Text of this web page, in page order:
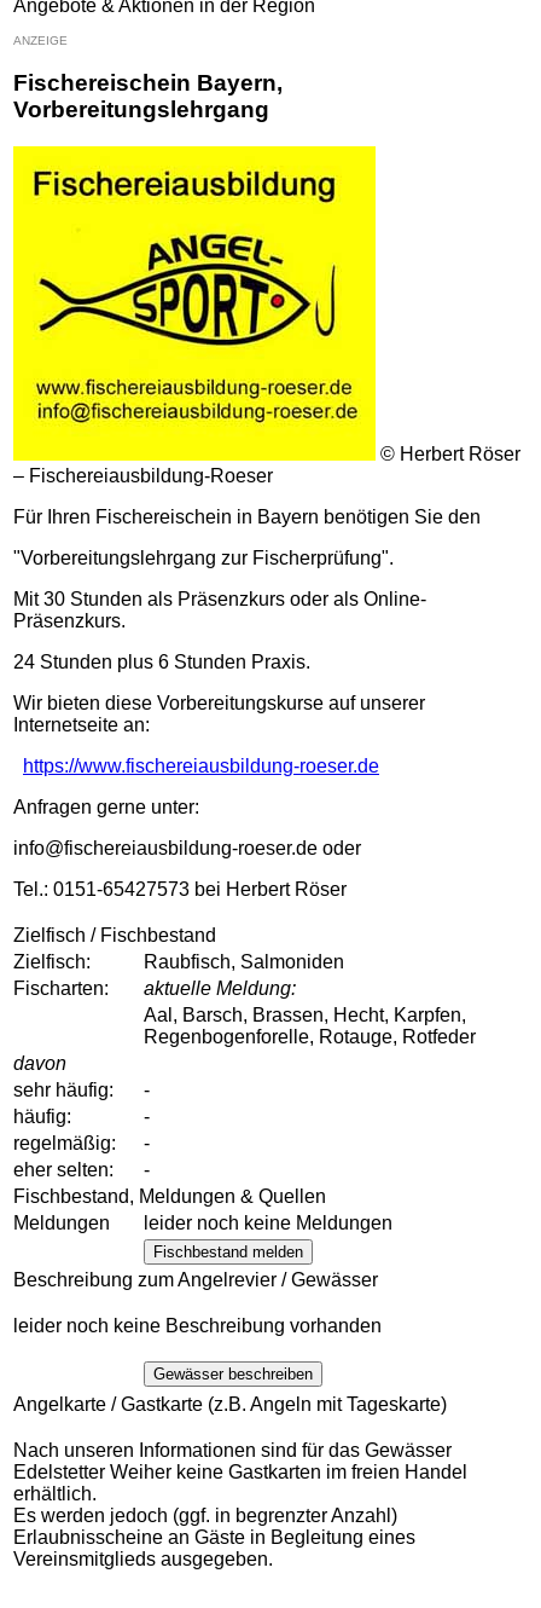
Angebote & Aktionen in der Region
ANZEIGE
Fischereischein Bayern,
Vorbereitungslehrgang
© Herbert Röser
– Fischereiausbildung-Roeser
Für Ihren Fischereischein in Bayern benötigen Sie den
"Vorbereitungslehrgang zur Fischerprüfung".
Mit 30 Stunden als Präsenzkurs oder als Online-
Präsenzkurs.
24 Stunden plus 6 Stunden Praxis.
Wir bieten diese Vorbereitungskurse auf unserer
Internetseite an:
https://www.fischereiausbildung-roeser.de
Anfragen gerne unter:
info@fischereiausbildung-roeser.de oder
Tel.: 0151-65427573 bei Herbert Röser
Zielfisch / Fischbestand
Zielfisch:
Raubfisch, Salmoniden
Fischarten:
aktuelle Meldung:
Aal, Barsch, Brassen, Hecht, Karpfen,
Regenbogenforelle, Rotauge, Rotfeder
davon
sehr häufig:
-
häufig:
-
regelmäßig:
-
eher selten:
-
Fischbestand, Meldungen & Quellen
Meldungen
leider noch keine Meldungen
Fischbestand melden
Beschreibung zum Angelrevier / Gewässer
leider noch keine Beschreibung vorhanden
Gewässer beschreiben
Angelkarte / Gastkarte (z.B. Angeln mit Tageskarte)
Nach unseren Informationen sind für das Gewässer
Edelstetter Weiher keine Gastkarten im freien Handel
erhältlich.
Es werden jedoch (ggf. in begrenzter Anzahl)
Erlaubnisscheine an Gäste in Begleitung eines
Vereinsmitglieds ausgegeben.